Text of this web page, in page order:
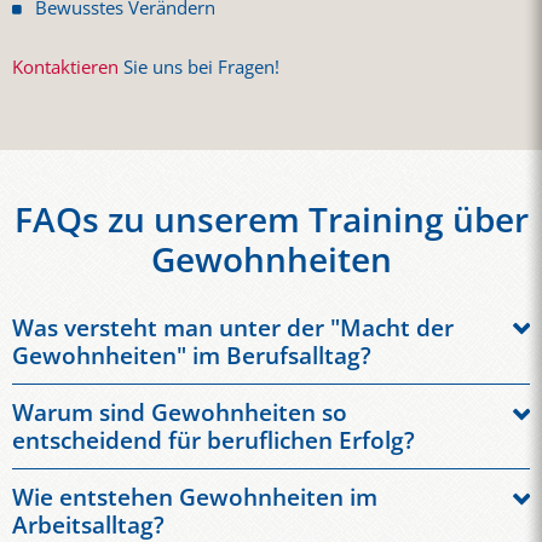
Bewusstes Verändern
Kontaktieren Sie uns bei Fragen!
FAQs zu unserem Training über
Gewohnheiten
Was versteht man unter der "Macht der
Gewohnheiten" im Berufsalltag?
Die "Macht der Gewohnheiten" beschreibt, wie stark
wiederkehrende Handlungen unser Verhalten, unsere
Entscheidungen und unsere Produktivität beeinflussen. Im
Berufsalltag entstehen viele Abläufe automatisch – von der
Art, wie wir E-Mails beantworten, bis hin zur Organisation
Warum sind Gewohnheiten so
entscheidend für beruflichen Erfolg?
Gewohnheiten bestimmen einen großen Teil unseres
täglichen Handelns. Studien zeigen, dass ein erheblicher Anteil
Wie entstehen Gewohnheiten im
Arbeitsalltag?